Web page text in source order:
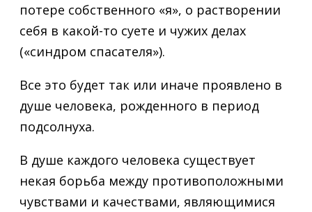
потере собственного «я», о растворении
себя в какой-то суете и чужих делах
(«синдром спасателя»).
Все это будет так или иначе проявлено в
душе человека, рожденного в период
подсолнуха.
В душе каждого человека существует
некая борьба между противоположными
чувствами и качествами, являющимися